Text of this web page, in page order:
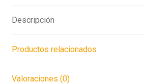
Descripción
Productos relacionados
Valoraciones (0)